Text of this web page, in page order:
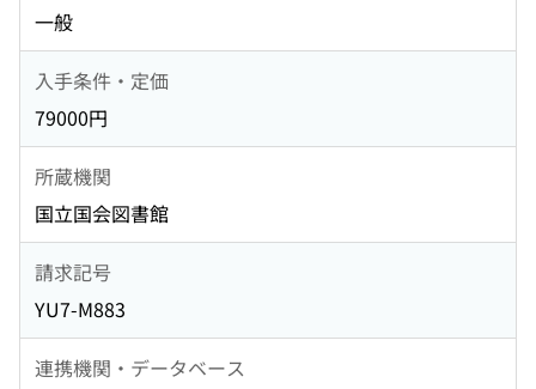
一般
入手条件・定価
79000円
所蔵機関
国立国会図書館
請求記号
YU7-M883
連携機関・データベース